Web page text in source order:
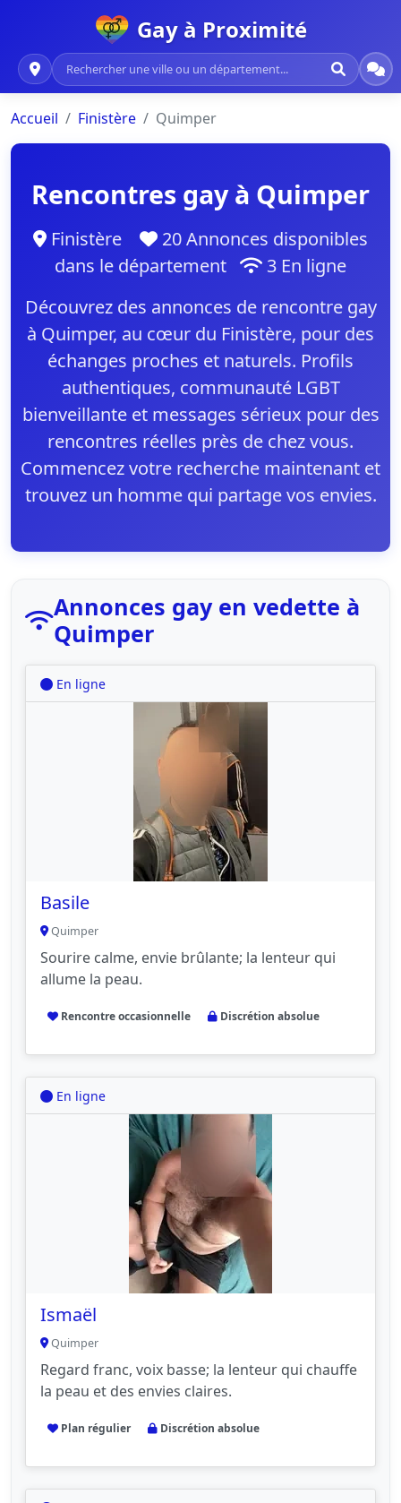
Gay à Proximité
Accueil Finistère Quimper
Rencontres gay à Quimper
Finistère
20 Annonces disponibles
dans le département
3 En ligne
Découvrez des annonces de rencontre gay
à Quimper, au cœur du Finistère, pour des
échanges proches et naturels. Profils
authentiques, communauté LGBT
bienveillante et messages sérieux pour des
rencontres réelles près de chez vous.
Commencez votre recherche maintenant et
trouvez un homme qui partage vos envies.
Annonces gay en vedette à
Quimper
En ligne
Basile
Quimper
Sourire calme, envie brûlante; la lenteur qui
allume la peau.
Rencontre occasionnelle Discrétion absolue
En ligne
Ismaël
Quimper
Regard franc, voix basse; la lenteur qui chauffe
la peau et des envies claires.
Plan régulier Discrétion absolue